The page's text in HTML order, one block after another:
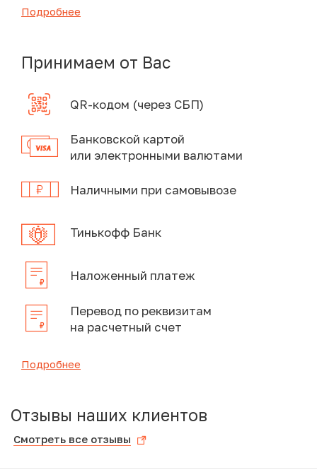
Подробнее
Принимаем от Вас
QR-кодом (через СБП)
Банковской картой
или электронными валютами
Наличными при самовывозе
Тинькофф Банк
Наложенный платеж
Перевод по реквизитам
на расчетный счет
Подробнее
Отзывы наших клиентов
Смотреть все отзывы